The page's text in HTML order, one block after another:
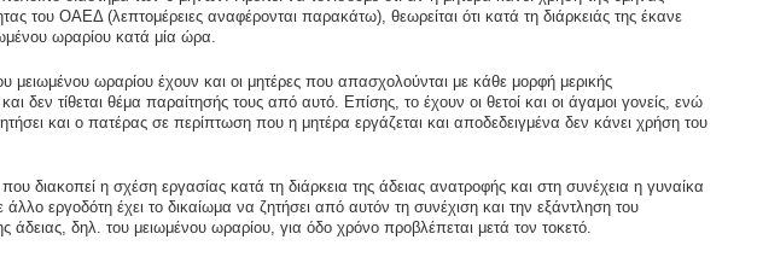
του ΟΑΕΔ (λεπτομέρειες αναφέρονται παρακάτω), θεωρείται ότι κατά τη διάρκειάς της έκανε
ωραρίου κατά μία ώρα.
μειωμένου ωραρίου έχουν και οι μητέρες που απασχολούνται με κάθε μορφή μερικής
δεν τίθεται θέμα παραίτησής τους από αυτό. Επίσης, το έχουν οι θετοί και οι άγαμοι γονείς, ενώ
και ο πατέρας σε περίπτωση που η μητέρα εργάζεται και αποδεδειγμένα δεν κάνει χρήση του
διακοπεί η σχέση εργασίας κατά τη διάρκεια της άδειας ανατροφής και στη συνέχεια η γυναίκα
εργοδότη έχει το δικαίωμα να ζητήσει από αυτόν τη συνέχιση και την εξάντληση του
άδειας, δηλ. του μειωμένου ωραρίου, για όδο χρόνο προβλέπεται μετά τον τοκετό.